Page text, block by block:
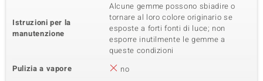
Istruzioni per la
manutenzione
Alcune gemme possono sbiadire o
tornare al loro colore originario se
esposte a forti fonti di luce; non
esporre inutilmente le gemme a
queste condizioni
Pulizia a vapore
no